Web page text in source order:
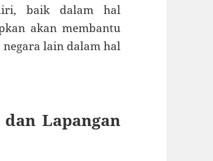
baik dalam hal
akan membantu
lain dalam hal
Lapangan